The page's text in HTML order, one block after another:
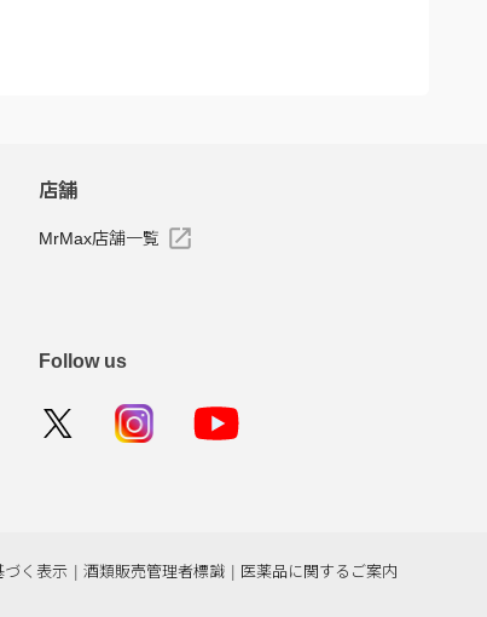
店舗
MrMax店舗一覧
Follow us
づく表示 酒類販売管理者標識
医薬品に関するご案内